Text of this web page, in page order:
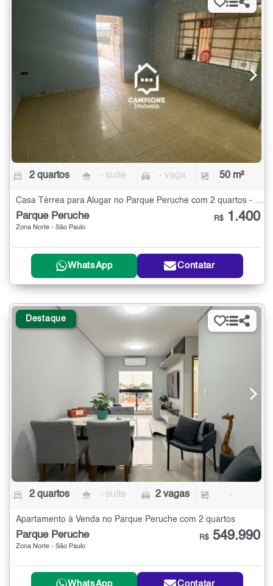
2 quartos - suíte - vaga 50 m²
Casa Térrea para Alugar no Parque Peruche com 2 quartos - 50 m²
Parque Peruche
Zona Norte - São Paulo
R$ 1.400
WhatsApp Contatar
Destaque
2 quartos - suíte 2 vagas -
Apartamento à Venda no Parque Peruche com 2 quartos
Parque Peruche
Zona Norte - São Paulo
R$ 549.990
WhatsApp Contatar